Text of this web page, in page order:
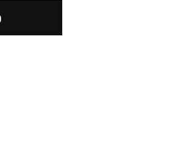
benutze die Schaltflächen